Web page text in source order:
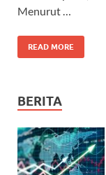
Menurut …
READ MORE
BERITA